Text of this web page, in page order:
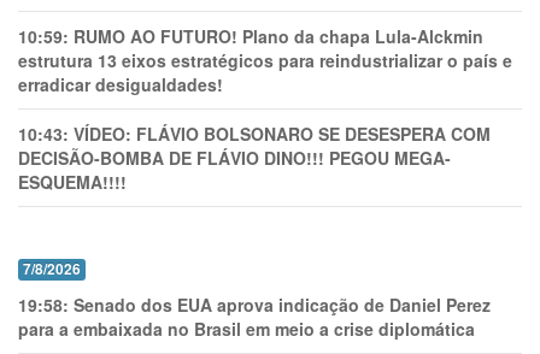
10:59: RUMO AO FUTURO! Plano da chapa Lula-Alckmin
estrutura 13 eixos estratégicos para reindustrializar o país e
erradicar desigualdades!
10:43: VÍDEO: FLÁVIO BOLSONARO SE DESESPERA COM
DECISÃO-BOMBA DE FLÁVIO DINO!!! PEGOU MEGA-
ESQUEMA!!!!
7/8/2026
19:58: Senado dos EUA aprova indicação de Daniel Perez
para a embaixada no Brasil em meio a crise diplomática